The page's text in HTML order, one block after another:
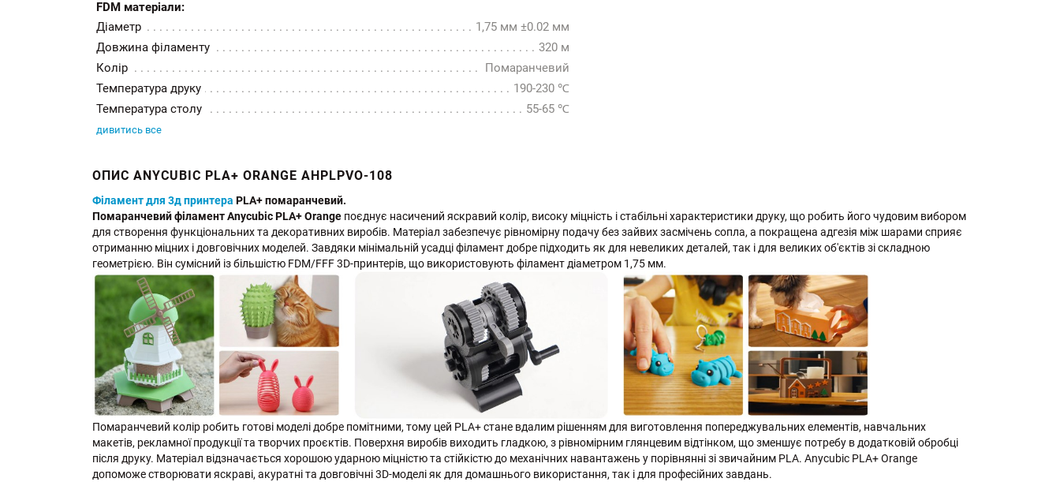
FDM матеріали:
Діаметр
1,75 мм ±0.02 мм
Довжина філаменту
320 м
Колір
Помаранчевий
Температура друку
190-230 ℃
Температура столу
55-65 ℃
дивитись все
ОПИС ANYCUBIC PLA+ ORANGE AHPLPVO-108
Філамент для 3д принтера PLA+ помаранчевий.
Помаранчевий філамент Anycubic PLA+ Orange поєднує насичений яскравий колір, високу міцність і стабільні характеристики друку, що робить його чудовим вибором
для створення функціональних та декоративних виробів. Матеріал забезпечує рівномірну подачу без зайвих засмічень сопла, а покращена адгезія між шарами сприяє
отриманню міцних і довговічних моделей. Завдяки мінімальній усадці філамент добре підходить як для невеликих деталей, так і для великих об'єктів зі складною
геометрією. Він сумісний із більшістю FDM/FFF 3D-принтерів, що використовують філамент діаметром 1,75 мм.
Помаранчевий колір робить готові моделі добре помітними, тому цей PLA+ стане вдалим рішенням для виготовлення попереджувальних елементів, навчальних
макетів, рекламної продукції та творчих проєктів. Поверхня виробів виходить гладкою, з рівномірним глянцевим відтінком, що зменшує потребу в додатковій обробці
після друку. Матеріал відзначається хорошою ударною міцністю та стійкістю до механічних навантажень у порівнянні зі звичайним PLA. Anycubic PLA+ Orange
допоможе створювати яскраві, акуратні та довговічні 3D-моделі як для домашнього використання, так і для професійних завдань.